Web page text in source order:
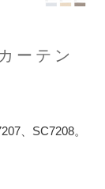
ーテン
、SC7208。